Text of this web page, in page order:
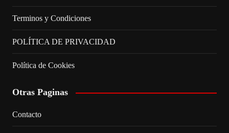
Terminos y Condiciones
POLÍTICA DE PRIVACIDAD
Política de Cookies
Otras Paginas
Contacto